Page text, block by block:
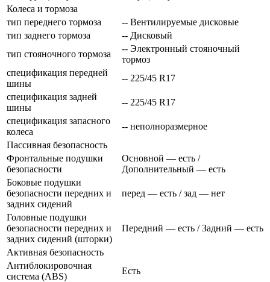
Колеса и тормоза
тип переднего тормоза
-- Вентилируемые дисковые
тип заднего тормоза
-- Дисковый
тип стояночного тормоза
-- Электронный стояночный
тормоз
спецификация передней
шины
-- 225/45 R17
спецификация задней
шины
-- 225/45 R17
спецификация запасного
колеса
-- неполноразмерное
Пассивная безопасность
Фронтальные подушки
безопасности
Основной — есть /
Дополнительный — есть
Боковые подушки
безопасности передних и
задних сидений
перед — есть / зад — нет
Головные подушки
безопасности передних и
задних сидений (шторки)
Передний — есть / Задний — есть
Активная безопасность
Антиблокировочная
система (ABS)
Есть